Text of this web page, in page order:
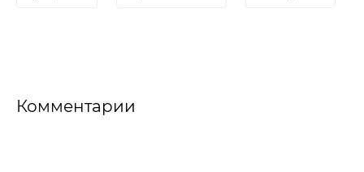
Комментарии